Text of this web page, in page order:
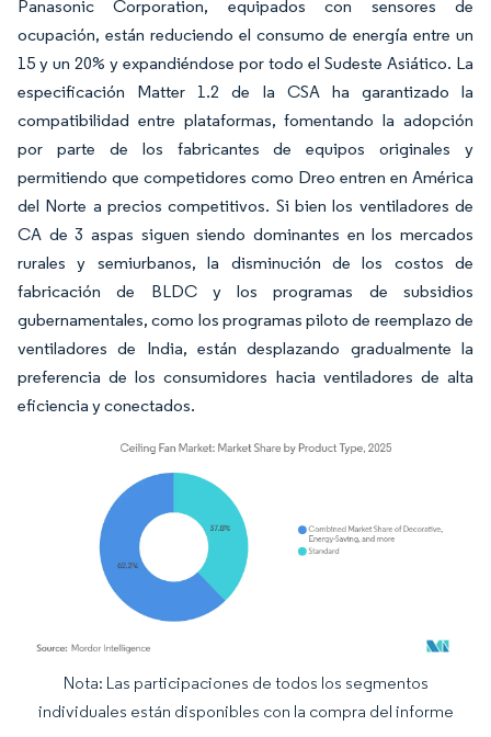
Panasonic Corporation, equipados con sensores de
ocupación, están reduciendo el consumo de energía entre un
15 y un 20% y expandiéndose por todo el Sudeste Asiático. La
especificación Matter 1.2 de la CSA ha garantizado la
compatibilidad entre plataformas, fomentando la adopción
por parte de los fabricantes de equipos originales y
permitiendo que competidores como Dreo entren en América
del Norte a precios competitivos. Si bien los ventiladores de
CA de 3 aspas siguen siendo dominantes en los mercados
rurales y semiurbanos, la disminución de los costos de
fabricación de BLDC y los programas de subsidios
gubernamentales, como los programas piloto de reemplazo de
ventiladores de India, están desplazando gradualmente la
preferencia de los consumidores hacia ventiladores de alta
eficiencia y conectados.
Imagen © Mordor Intelligence. El uso requiere atribución según CC BY 4.0.
Nota: Las participaciones de todos los segmentos
individuales están disponibles con la compra del informe